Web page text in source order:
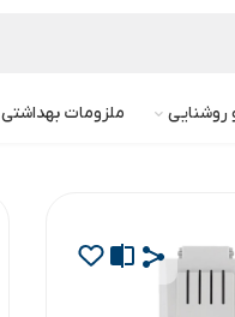
روشنایی ملزومات بهداشتی